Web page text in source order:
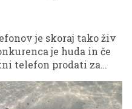
je skoraj tako živ
je huda in če
telefon prodati za
še preden se